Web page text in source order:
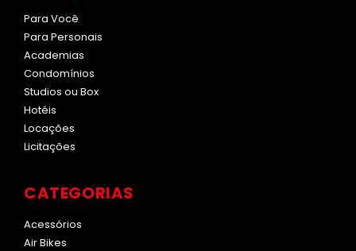
Para Você
Para Personais
Academias
Condomínios
Studios ou Box
Hotéis
Locações
Licitações
CATEGORIAS
Acessórios
Air Bikes